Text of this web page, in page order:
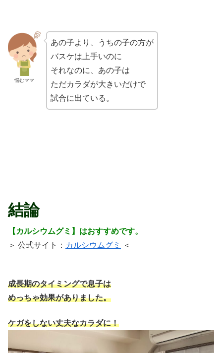
悩むママ
あの子より、うちの子の方が
バスケは上手いのに
それなのに、あの子は
ただカラダが大きいだけで
試合に出ている。
結論
【カルシウムグミ】はおすすめです。
＞ 公式サイト： カルシウムグミ ＜
成長期のタイミングで息子は
めっちゃ効果がありました。
ケガをしない丈夫なカラダに！